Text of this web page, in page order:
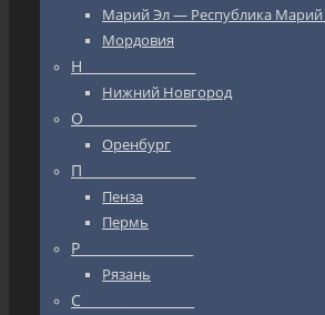
Марий Эл — Республика Марий
Мордовия
Н_________________
Нижний Новгород
О_________________
Оренбург
П_________________
Пенза
Пермь
Р_________________
Рязань
С_________________